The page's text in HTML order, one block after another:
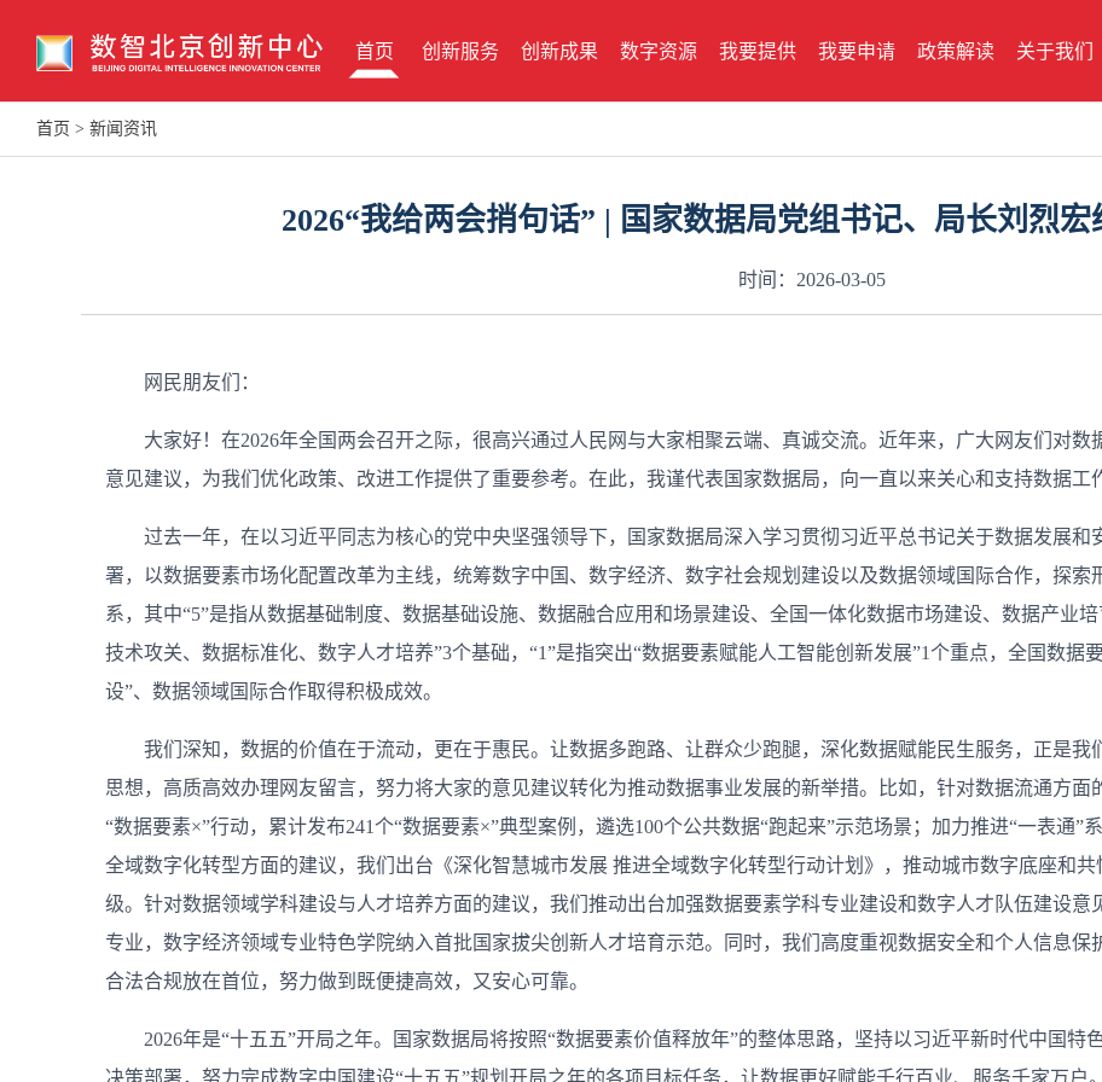
首页 创新服务 创新成果 数字资源 我要提供 我要申请 政策解读 关于我们
首页 > 新闻资讯
2026“我给两会捎句话” | 国家数据局党组书记、局长刘烈
时间：2026-03-05
网民朋友们：
大家好！在2026年全国两会召开之际，很高兴通过人民网与大家相聚云端、真诚交流。近年来，广大网友们对
意见建议，为我们优化政策、改进工作提供了重要参考。在此，我谨代表国家数据局，向一直以来关心和支持数据工
过去一年，在以习近平同志为核心的党中央坚强领导下，国家数据局深入学习贯彻习近平总书记关于数据发展
署，以数据要素市场化配置改革为主线，统筹数字中国、数字经济、数字社会规划建设以及数据领域国际合作，探索
系，其中“5”是指从数据基础制度、数据基础设施、数据融合应用和场景建设、全国一体化数据市场建设、数据产业
技术攻关、数据标准化、数字人才培养”3个基础，“1”是指突出“数据要素赋能人工智能创新发展”1个重点，全国数据
设”、数据领域国际合作取得积极成效。
我们深知，数据的价值在于流动，更在于惠民。让数据多跑路、让群众少跑腿，深化数据赋能民生服务，正是
思想，高质高效办理网友留言，努力将大家的意见建议转化为推动数据事业发展的新举措。比如，针对数据流通方
“数据要素×”行动，累计发布241个“数据要素×”典型案例，遴选100个公共数据“跑起来”示范场景；加力推进“一表通
全域数字化转型方面的建议，我们出台《深化智慧城市发展 推进全域数字化转型行动计划》，推动城市数字底座和
级。针对数据领域学科建设与人才培养方面的建议，我们推动出台加强数据要素学科专业建设和数字人才队伍建设
专业，数字经济领域专业特色学院纳入首批国家拔尖创新人才培育示范。同时，我们高度重视数据安全和个人信息保
合法合规放在首位，努力做到既便捷高效，又安心可靠。
2026年是“十五五”开局之年。国家数据局将按照“数据要素价值释放年”的整体思路，坚持以习近平新时代中国
决策部署，努力完成数字中国建设“十五五”规划开局之年的各项目标任务，让数据更好赋能千行百业、服务千家万